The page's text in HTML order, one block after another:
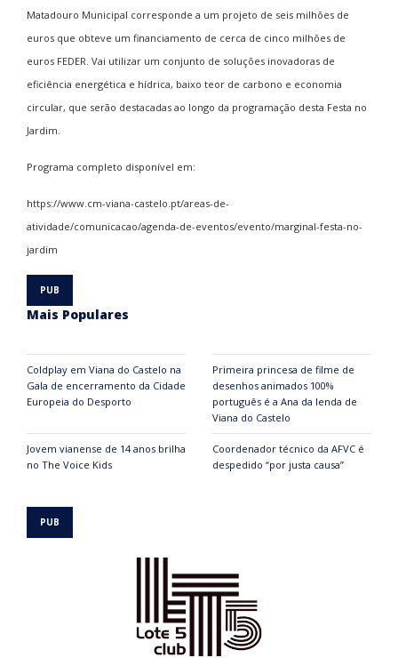
Matadouro Municipal corresponde a um projeto de seis milhões de
euros que obteve um financiamento de cerca de cinco milhões de
euros FEDER. Vai utilizar um conjunto de soluções inovadoras de
eficiência energética e hídrica, baixo teor de carbono e economia
circular, que serão destacadas ao longo da programação desta Festa no
Jardim.
Programa completo disponível em:
https://www.cm-viana-castelo.pt/areas-de-
atividade/comunicacao/agenda-de-eventos/evento/marginal-festa-no-
jardim
Mais Populares
Coldplay em Viana do Castelo na
Gala de encerramento da Cidade
Europeia do Desporto
Primeira princesa de filme de
desenhos animados 100%
português é a Ana da lenda de
Viana do Castelo
Jovem vianense de 14 anos brilha
no The Voice Kids
Coordenador técnico da AFVC é
despedido “por justa causa”